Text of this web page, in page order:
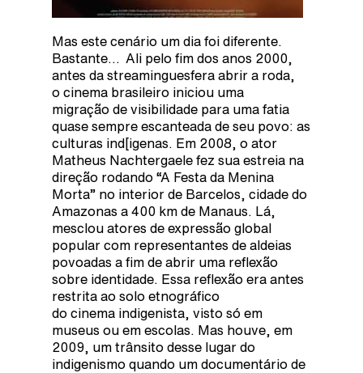
Mas este cenário um dia foi diferente.
Bastante… Ali pelo fim dos anos 2000,
antes da streaminguesfera abrir a roda,
o cinema brasileiro iniciou uma
migração de visibilidade para uma fatia
quase sempre escanteada de seu povo: as
culturas ind[igenas. Em 2008, o ator
Matheus Nachtergaele fez sua estreia na
direção rodando “A Festa da Menina
Morta” no interior de Barcelos, cidade do
Amazonas a 400 km de Manaus. Lá,
mesclou atores de expressão global
popular com representantes de aldeias
povoadas a fim de abrir uma reflexão
sobre identidade. Essa reflexão era antes
restrita ao solo etnográfico
do cinema indigenista, visto só em
museus ou em escolas. Mas houve, em
2009, um trânsito desse lugar do
indigenismo quando um documentário de